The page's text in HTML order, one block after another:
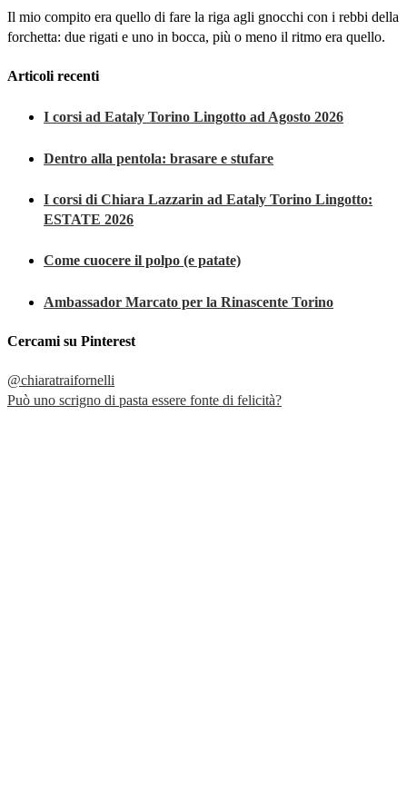
Il mio compito era quello di fare la riga agli gnocchi con i rebbi della
forchetta: due rigati e uno in bocca, più o meno il ritmo era quello.
Articoli recenti
I corsi ad Eataly Torino Lingotto ad Agosto 2026
Dentro alla pentola: brasare e stufare
I corsi di Chiara Lazzarin ad Eataly Torino Lingotto:
ESTATE 2026
Come cuocere il polpo (e patate)
Ambassador Marcato per la Rinascente Torino
Cercami su Pinterest
@chiaratraifornelli
Può uno scrigno di pasta essere fonte di felicità?